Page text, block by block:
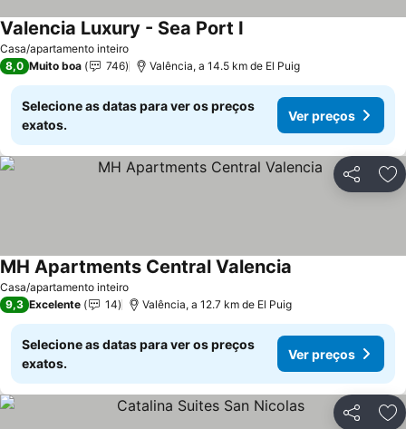
Casa/apartamento inteiro
Valencia Luxury - Sea Port I
8,0 Muito boa 746 Valência, a 14.5 km de El Puig
Selecione as datas para ver os preços
exatos.
Ver preços
Partilhar
Casa/apartamento inteiro
MH Apartments Central Valencia
9,3 Excelente 14 Valência, a 12.7 km de El Puig
Selecione as datas para ver os preços
exatos.
Ver preços
Partilhar